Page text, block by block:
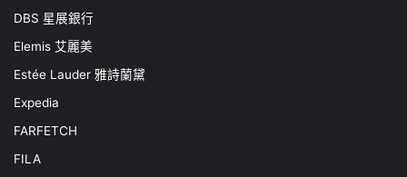
DBS 星展銀行
Elemis 艾麗美
Estée Lauder 雅詩蘭黛
Expedia
FARFETCH
FILA